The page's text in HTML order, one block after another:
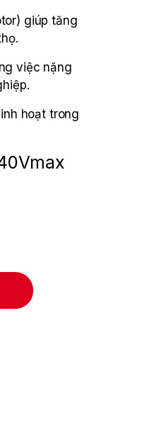
giúp tăng
việc nặng
hoạt trong